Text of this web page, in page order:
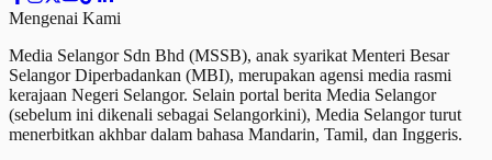
Mengenai Kami
Media Selangor Sdn Bhd (MSSB), anak syarikat Menteri Besar
Selangor Diperbadankan (MBI), merupakan agensi media rasmi
kerajaan Negeri Selangor. Selain portal berita Media Selangor
(sebelum ini dikenali sebagai Selangorkini), Media Selangor turut
menerbitkan akhbar dalam bahasa Mandarin, Tamil, dan Inggeris.